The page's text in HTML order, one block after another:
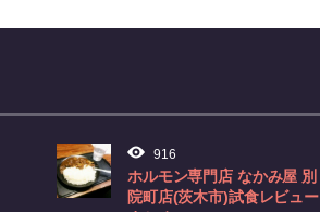
916
ホルモン専門店 なかみ屋 別
院町店(茨木市)試食レビュー